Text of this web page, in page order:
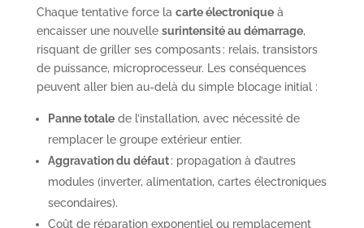
Chaque tentative force la carte électroniqueà
encaisser une nouvelle surintensité au démarrage,
risquant de griller ses composants : relais, transistors
de puissance, microprocesseur. Les conséquences
peuvent aller bien au-delà du simple blocage initial :
Panne totalede l’installation, avec nécessité de
remplacer le groupe extérieur entier.
Aggravation du défaut: propagation à d’autres
modules (inverter, alimentation, cartes électroniques
secondaires).
Coût de réparation exponentiel ou remplacement